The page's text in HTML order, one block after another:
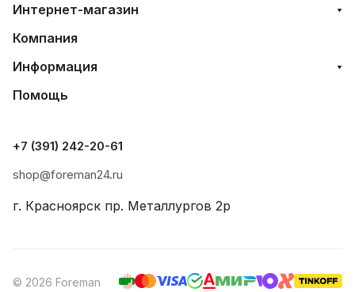
Интернет-магазин
Компания
Информация
Помощь
+7 (391) 242-20-61
shop@foreman24.ru
г. Красноярск пр. Металлургов 2р
© 2026 Foreman